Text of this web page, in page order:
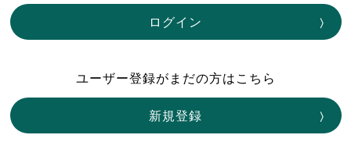
ログイン
ユーザー登録がまだの方はこちら
新規登録